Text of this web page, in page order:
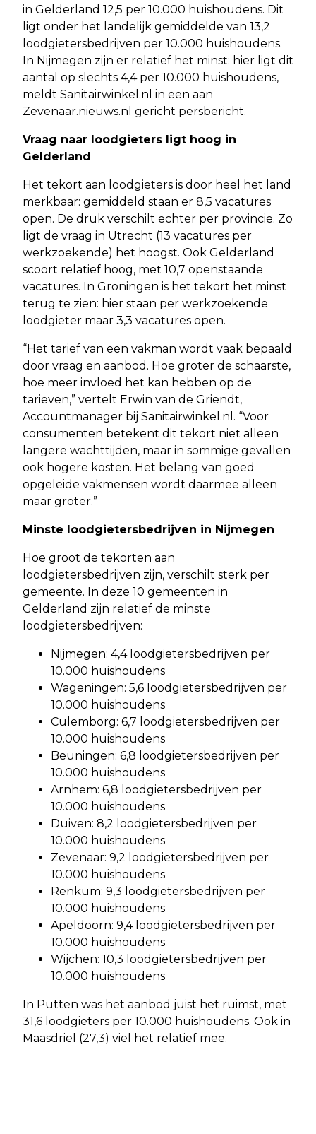
in Gelderland 12,5 per 10.000 huishoudens. Dit
ligt onder het landelijk gemiddelde van 13,2
loodgietersbedrijven per 10.000 huishoudens.
In Nijmegen zijn er relatief het minst: hier ligt dit
aantal op slechts 4,4 per 10.000 huishoudens,
meldt Sanitairwinkel.nl in een aan
Zevenaar.nieuws.nl gericht persbericht.
Vraag naar loodgieters ligt hoog in
Gelderland
Het tekort aan loodgieters is door heel het land
merkbaar: gemiddeld staan er 8,5 vacatures
open. De druk verschilt echter per provincie. Zo
ligt de vraag in Utrecht (13 vacatures per
werkzoekende) het hoogst. Ook Gelderland
scoort relatief hoog, met 10,7 openstaande
vacatures. In Groningen is het tekort het minst
terug te zien: hier staan per werkzoekende
loodgieter maar 3,3 vacatures open.
“Het tarief van een vakman wordt vaak bepaald
door vraag en aanbod. Hoe groter de schaarste,
hoe meer invloed het kan hebben op de
tarieven,” vertelt Erwin van de Griendt,
Accountmanager bij Sanitairwinkel.nl. “Voor
consumenten betekent dit tekort niet alleen
langere wachttijden, maar in sommige gevallen
ook hogere kosten. Het belang van goed
opgeleide vakmensen wordt daarmee alleen
maar groter.”
Minste loodgietersbedrijven in Nijmegen
Hoe groot de tekorten aan
loodgietersbedrijven zijn, verschilt sterk per
gemeente. In deze 10 gemeenten in
Gelderland zijn relatief de minste
loodgietersbedrijven:
Nijmegen: 4,4 loodgietersbedrijven per
10.000 huishoudens
Wageningen: 5,6 loodgietersbedrijven per
10.000 huishoudens
Culemborg: 6,7 loodgietersbedrijven per
10.000 huishoudens
Beuningen: 6,8 loodgietersbedrijven per
10.000 huishoudens
Arnhem: 6,8 loodgietersbedrijven per
10.000 huishoudens
Duiven: 8,2 loodgietersbedrijven per
10.000 huishoudens
Zevenaar: 9,2 loodgietersbedrijven per
10.000 huishoudens
Renkum: 9,3 loodgietersbedrijven per
10.000 huishoudens
Apeldoorn: 9,4 loodgietersbedrijven per
10.000 huishoudens
Wijchen: 10,3 loodgietersbedrijven per
10.000 huishoudens
In Putten was het aanbod juist het ruimst, met
31,6 loodgieters per 10.000 huishoudens. Ook in
Maasdriel (27,3) viel het relatief mee.